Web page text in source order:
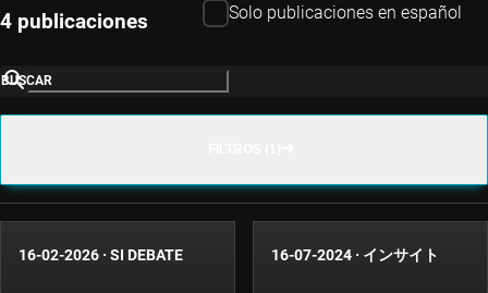
4 publicaciones Solo publicaciones en español
BUSCAR
16-02-2026 · SI DEBATE 16-07-2024 · インサイト